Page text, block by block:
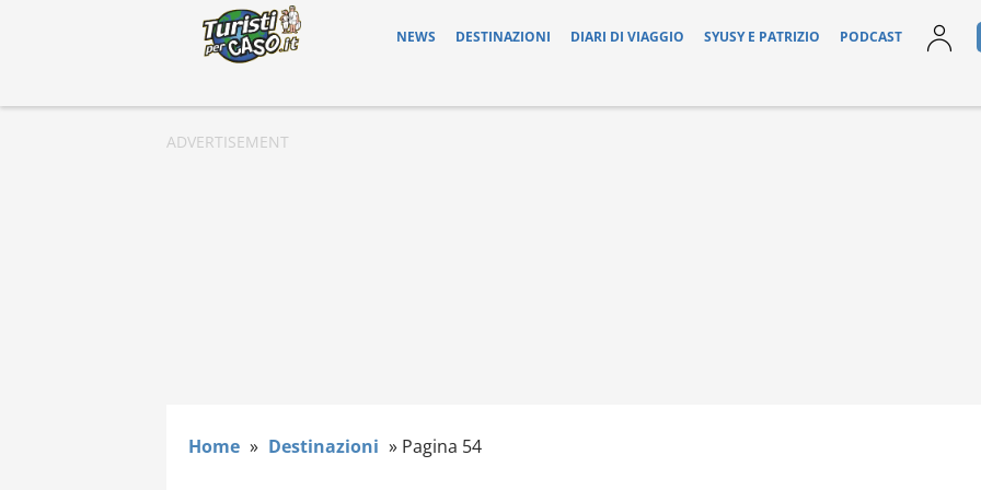
NEWS DESTINAZIONI DIARI DI VIAGGIO SYUSY E PATRIZIO PODCAST
Home » Destinazioni » Pagina 54